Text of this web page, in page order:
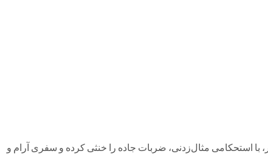
استحکامی مثال‌زدنی، ضربات جاده را خنثی کرده و سفری آرام و